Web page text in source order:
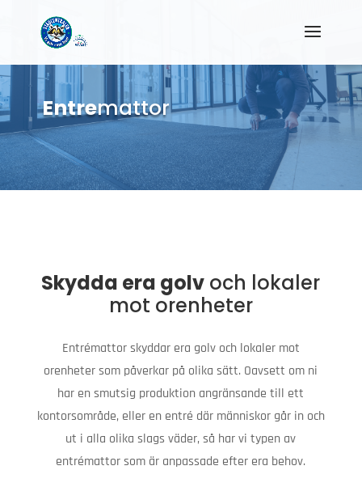
Entremattor
Skydda era golv och lokaler
mot orenheter
Entrémattor skyddar era golv och lokaler mot
orenheter som påverkar på olika sätt. Oavsett om ni
har en smutsig produktion angränsande till ett
kontorsområde, eller en entré där människor går in och
ut i alla olika slags väder, så har vi typen av
entrémattor som är anpassade efter era behov.